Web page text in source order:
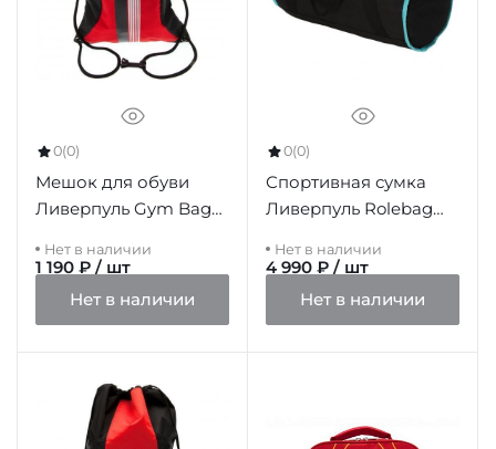
0(0)
Мешок для обуви
Ливерпуль Gym Bag
Нет в наличии
1 190 ₽ / шт
Нет в наличии
0(0)
Спортивная сумка
Ливерпуль Rolebag
Нет в наличии
4 990 ₽ / шт
Нет в наличии